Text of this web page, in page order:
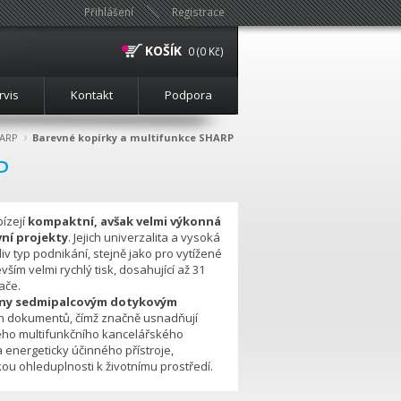
Přihlášení Registrace
KOŠÍK 0 (0 Kč)
Kontakt Podpora
› Barevné kopírky a multifunkce SHARP
kompaktní, avšak velmi výkonná
projekty. Jejich univerzalita a vysoká
typ podnikání, stejně jako pro vytížené
velmi rychlý tisk, dosahující až 31
sedmipalcovým dotykovým
dokumentů, čímž značně usnadňují
multifunkčního kancelářského
energeticky účinného přístroje,
ohleduplnosti k životnímu prostředí.